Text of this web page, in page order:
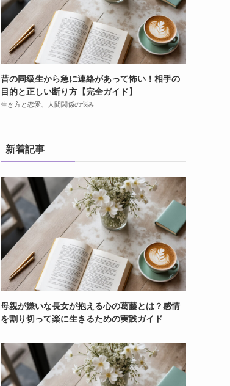
昔の同級生から急に連絡があって怖い！相手の
目的と正しい断り方【完全ガイド】
生き方と恋愛、人間関係の悩み
新着記事
母親が嫌いな長女が抱える心の葛藤とは？感情
を割り切って楽に生きるための実践ガイド